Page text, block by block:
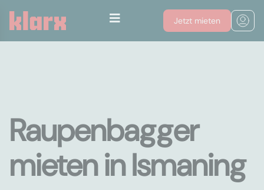
Jetzt mieten
Raupenbagger
mieten in Ismaning